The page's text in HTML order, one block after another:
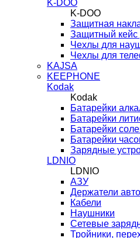
K-DOO
K-DOO
Защитная
Защитный кейс
Чехлы для
Чехлы для
KAJSA
KEEPHONE
Kodak
Kodak
Батарейки
Батарейки
Батарейки
Батарейки
Зарядные
LDNIO
LDNIO
АЗУ
Держатели
Кабели
Наушники
Сетевые
Тройники,